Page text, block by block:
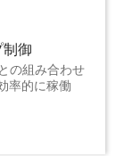
御
の組み合わせ
率的に稼働